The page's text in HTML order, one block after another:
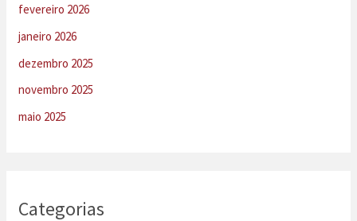
fevereiro 2026
janeiro 2026
dezembro 2025
novembro 2025
maio 2025
Categorias